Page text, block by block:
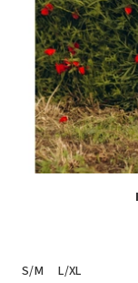
S/M
L/XL